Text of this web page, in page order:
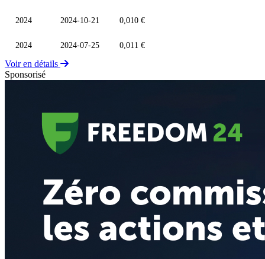
2024 2024-10-21 0,010 €
2024 2024-07-25 0,011 €
Voir en détails
Sponsorisé